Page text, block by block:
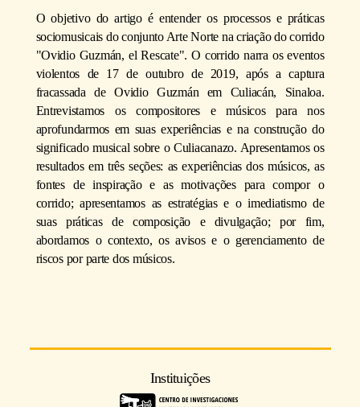
O objetivo do artigo é entender os processos e práticas
sociomusicais do conjunto Arte Norte na criação do corrido
"Ovidio Guzmán, el Rescate". O corrido narra os eventos
violentos de 17 de outubro de 2019, após a captura
fracassada de Ovidio Guzmán em Culiacán, Sinaloa.
Entrevistamos os compositores e músicos para nos
aprofundarmos em suas experiências e na construção do
significado musical sobre o Culiacanazo. Apresentamos os
resultados em três seções: as experiências dos músicos, as
fontes de inspiração e as motivações para compor o
corrido; apresentamos as estratégias e o imediatismo de
suas práticas de composição e divulgação; por fim,
abordamos o contexto, os avisos e o gerenciamento de
riscos por parte dos músicos.
Instituições